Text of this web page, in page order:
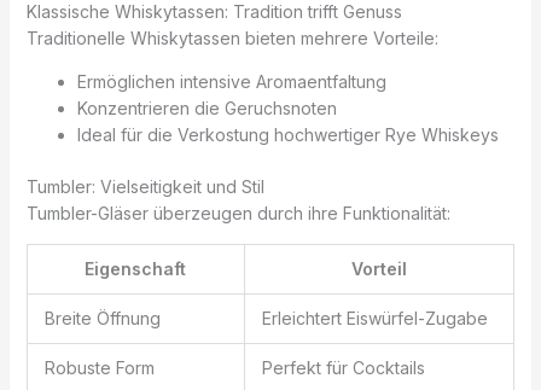
Klassische Whiskytassen: Tradition trifft Genuss
Traditionelle Whiskytassen bieten mehrere Vorteile:
Ermöglichen intensive Aromaentfaltung
Konzentrieren die Geruchsnoten
Ideal für die Verkostung hochwertiger Rye Whiskeys
Tumbler: Vielseitigkeit und Stil
Tumbler-Gläser überzeugen durch ihre Funktionalität:
Eigenschaft Vorteil
Breite Öffnung Erleichtert Eiswürfel-Zugabe
Robuste Form Perfekt für Cocktails